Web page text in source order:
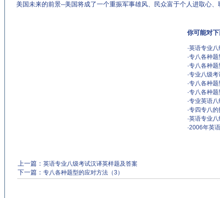
美国未来的前景--美国将成了一个重振军事雄风、民众富于个人进取心
你可能对
·英语专业
·专八各种
·专八各种
·专业八级
·专八各种
·专八各种
·专业英语
·专四专八的
·英语专业
·2006年英
上一篇： 英语专业八级考试汉译英样题及答案
下一篇： 专八各种题型的应对方法（3）